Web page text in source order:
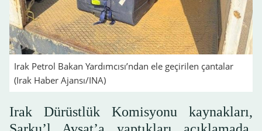
Irak Petrol Bakan Yardımcısı’ndan ele geçirilen çantalar
(Irak Haber Ajansı/INA)
Irak Dürüstlük Komisyonu kaynakları,